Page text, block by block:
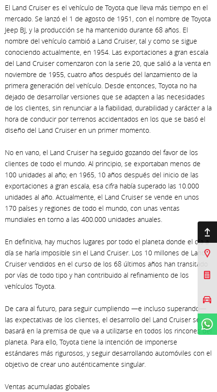
El Land Cruiser es el vehículo de Toyota que lleva más tiempo en el
mercado. Se lanzó el 1 de agosto de 1951, con el nombre de Toyota
Jeep BJ, y la producción se ha mantenido durante 68 años. El
nombre del vehículo cambió a Land Cruiser, tal y como se sigue
conociendo actualmente, en 1954. Las exportaciones a gran escala
del Land Cruiser comenzaron con la serie 20, que salió a la venta en
noviembre de 1955, cuatro años después del lanzamiento de la
primera generación del vehículo. Desde entonces, Toyota no ha
dejado de desarrollar versiones que se adapten a las necesidades
de los clientes, sin renunciar a la fiabilidad, durabilidad y carácter a la
hora de conducir por terrenos accidentados en los que se basó el
diseño del Land Cruiser en un primer momento.
No en vano, el Land Cruiser ha seguido gozando del favor de los
clientes de todo el mundo. Al principio, se exportaban menos de
100 unidades al año; en 1965, 10 años después del inicio de las
exportaciones a gran escala, esa cifra había superado las 10.000
unidades al año. Actualmente, el Land Cruiser se vende en unos
170 países y regiones de todo el mundo, con unas ventas
mundiales en torno a las 400.000 unidades anuales.
En definitiva, hay muchos lugares por todo el planeta donde el día a
día se haría imposible sin el Land Cruiser. Los 10 millones de Land
Cruiser vendidos en el curso de los 68 últimos años han transitado
por vías de todo tipo y han contribuido al refinamiento de los
vehículos Toyota.
De cara al futuro, para seguir cumpliendo —e incluso superando—
las expectativas de los clientes, el desarrollo del Land Cruiser se
basará en la premisa de que va a utilizarse en todos los rincones del
planeta. Para ello, Toyota tiene la intención de imponerse
estándares más rigurosos, y seguir desarrollando automóviles con el
objetivo de crear uno auténticamente singular.
Ventas acumuladas globales
Sucursales
Cotizar Mi Toyota
WhatsApp